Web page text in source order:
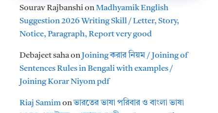
Sourav RajbanshionMadhyamik English
Suggestion 2026 Writing Skill / Letter, Story,
Notice, Paragraph, Report very good
Debajeet sahaonJoining করার নিয়ম / Joining of
Sentences Rules in Bengali with examples /
Joining Korar Niyom pdf
Riaj Samimonভারতের ভাষা পরিবার ও বাংলা ভাষা